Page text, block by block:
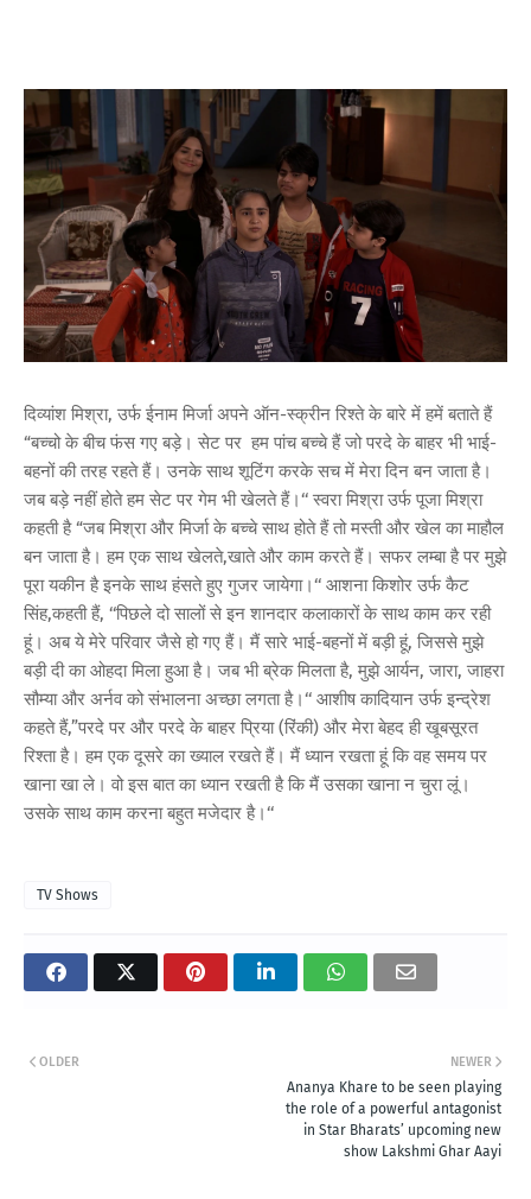
दिव्यांश मिश्रा, उर्फ ईनाम मिर्जा अपने ऑन-स्क्रीन रिश्ते के बारे में हमें बताते हैं
“बच्चो के बीच फंस गए बड़े। सेट पर हम पांच बच्चे हैं जो परदे के बाहर भी भाई-
बहनों की तरह रहते हैं। उनके साथ शूटिंग करके सच में मेरा दिन बन जाता है।
जब बड़े नहीं होते हम सेट पर गेम भी खेलते हैं।‘‘ स्वरा मिश्रा उर्फ पूजा मिश्रा
कहती है “जब मिश्रा और मिर्जा के बच्चे साथ होते हैं तो मस्ती और खेल का माहौल
बन जाता है। हम एक साथ खेलते,खाते और काम करते हैं। सफर लम्बा है पर मुझे
पूरा यकीन है इनके साथ हंसते हुए गुजर जायेगा।‘‘ आशना किशोर उर्फ कैट
सिंह,कहती हैं, ‘‘पिछले दो सालों से इन शानदार कलाकारों के साथ काम कर रही
हूं। अब ये मेरे परिवार जैसे हो गए हैं। मैं सारे भाई-बहनों में बड़ी हूं, जिससे मुझे
बड़ी दी का ओहदा मिला हुआ है। जब भी ब्रेक मिलता है, मुझे आर्यन, जारा, जाहरा
सौम्या और अर्नव को संभालना अच्छा लगता है।‘‘ आशीष कादियान उर्फ इन्द्रेश
कहते हैं,”परदे पर और परदे के बाहर प्रिया (रिंकी) और मेरा बेहद ही खूबसूरत
रिश्ता है। हम एक दूसरे का ख्याल रखते हैं। मैं ध्यान रखता हूं कि वह समय पर
खाना खा ले। वो इस बात का ध्यान रखती है कि मैं उसका खाना न चुरा लूं।
उसके साथ काम करना बहुत मजेदार है।‘‘
TV Shows
NEWER
Ananya Khare to be seen playing
the role of a powerful antagonist
in Star Bharats’ upcoming new
show Lakshmi Ghar Aayi
OLDER